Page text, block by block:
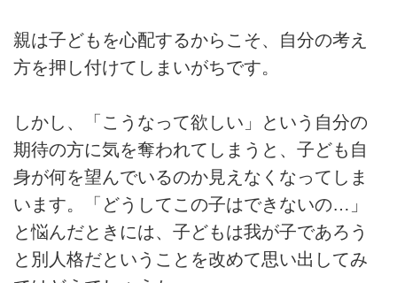
親は子どもを心配するからこそ、自分の考え
方を押し付けてしまいがちです。
しかし、「こうなって欲しい」という自分の
期待の方に気を奪われてしまうと、子ども自
身が何を望んでいるのか見えなくなってしま
います。「どうしてこの子はできないの…」
と悩んだときには、子どもは我が子であろう
と別人格だということを改めて思い出してみ